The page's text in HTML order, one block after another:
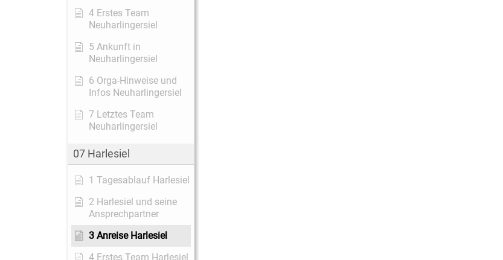
4 Erstes Team
Neuharlingersiel
5 Ankunft in
Neuharlingersiel
6 Orga-Hinweise und
Infos Neuharlingersiel
7 Letztes Team
Neuharlingersiel
07 Harlesiel
1 Tagesablauf Harlesiel
2 Harlesiel und seine
Ansprechpartner
3 Anreise Harlesiel
4 Erstes Team Harlesiel